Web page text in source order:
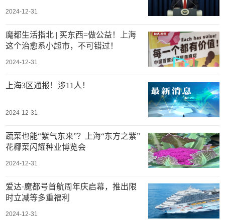
2024-12-31
魔都生活指北 | 买东西=做公益！上海
这个治愈系小超市，不可错过！
2024-12-31
上海3区通报！涉11人！
2024-12-31
蔬菜也能“紫气东来”？上海“东方之紫”
花椰菜闪耀种业博览会
2024-12-31
爱达·魔都号首航周年庆启幕，推出限
时立减等多重福利
2024-12-31